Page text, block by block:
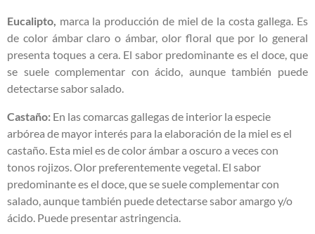
Eucalipto, marca la producción de miel de la costa gallega. Es
de color ámbar claro o ámbar, olor floral que por lo general
presenta toques a cera. El sabor predominante es el doce, que
se suele complementar con ácido, aunque también puede
detectarse sabor salado.
Castaño: En las comarcas gallegas de interior la especie
arbórea de mayor interés para la elaboración de la miel es el
castaño. Esta miel es de color ámbar a oscuro a veces con
tonos rojizos. Olor preferentemente vegetal. El sabor
predominante es el doce, que se suele complementar con
salado, aunque también puede detectarse sabor amargo y/o
ácido. Puede presentar astringencia.